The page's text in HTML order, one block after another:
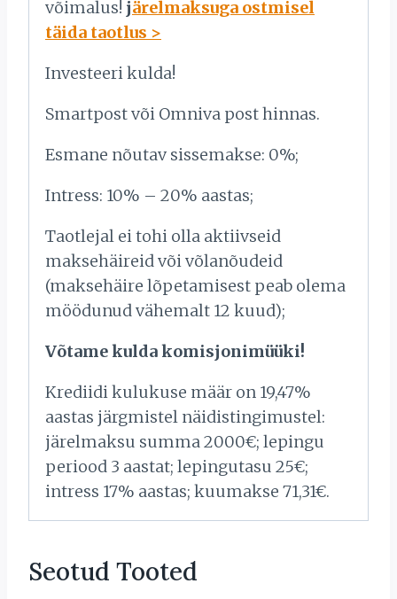
võimalus! järelmaksuga ostmisel
täida taotlus >
Investeeri kulda!
Smartpost või Omniva post hinnas.
Esmane nõutav sissemakse: 0%;
Intress: 10% – 20% aastas;
Taotlejal ei tohi olla aktiivseid
maksehäireid või võlanõudeid
(maksehäire lõpetamisest peab olema
möödunud vähemalt 12 kuud);
Võtame kulda komisjonimüüki!
Krediidi kulukuse määr on 19,47%
aastas järgmistel näidistingimustel:
järelmaksu summa 2000€; lepingu
periood 3 aastat; lepingutasu 25€;
intress 17% aastas; kuumakse 71,31€.
Seotud Tooted